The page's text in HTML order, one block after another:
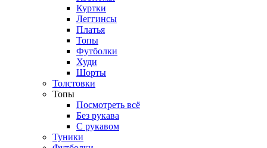
Куртки
Леггинсы
Платья
Топы
Футболки
Худи
Шорты
Толстовки
Топы
Посмотреть всё
Без рукава
С рукавом
Туники